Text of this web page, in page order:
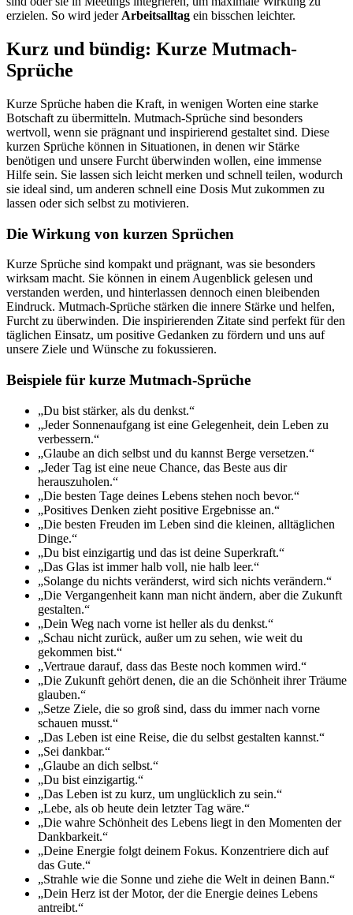
erzielen. So wird jeder Arbeitsalltag ein bisschen leichter.
Kurz und bündig: Kurze Mutmach-
Sprüche
Kurze Sprüche haben die Kraft, in wenigen Worten eine starke
Botschaft zu übermitteln. Mutmach-Sprüche sind besonders
wertvoll, wenn sie prägnant und inspirierend gestaltet sind. Diese
kurzen Sprüche können in Situationen, in denen wir Stärke
benötigen und unsere Furcht überwinden wollen, eine immense
Hilfe sein. Sie lassen sich leicht merken und schnell teilen, wodurch
sie ideal sind, um anderen schnell eine Dosis Mut zukommen zu
lassen oder sich selbst zu motivieren.
Die Wirkung von kurzen Sprüchen
Kurze Sprüche sind kompakt und prägnant, was sie besonders
wirksam macht. Sie können in einem Augenblick gelesen und
verstanden werden, und hinterlassen dennoch einen bleibenden
Eindruck. Mutmach-Sprüche stärken die innere Stärke und helfen,
Furcht zu überwinden. Die inspirierenden Zitate sind perfekt für den
täglichen Einsatz, um positive Gedanken zu fördern und uns auf
unsere Ziele und Wünsche zu fokussieren.
Beispiele für kurze Mutmach-Sprüche
„Du bist stärker, als du denkst.“
„Jeder Sonnenaufgang ist eine Gelegenheit, dein Leben zu
verbessern.“
„Glaube an dich selbst und du kannst Berge versetzen.“
„Jeder Tag ist eine neue Chance, das Beste aus dir
herauszuholen.“
„Die besten Tage deines Lebens stehen noch bevor.“
„Positives Denken zieht positive Ergebnisse an.“
„Die besten Freuden im Leben sind die kleinen, alltäglichen
Dinge.“
„Du bist einzigartig und das ist deine Superkraft.“
„Das Glas ist immer halb voll, nie halb leer.“
„Solange du nichts veränderst, wird sich nichts verändern.“
„Die Vergangenheit kann man nicht ändern, aber die Zukunft
gestalten.“
„Dein Weg nach vorne ist heller als du denkst.“
„Schau nicht zurück, außer um zu sehen, wie weit du
gekommen bist.“
„Vertraue darauf, dass das Beste noch kommen wird.“
„Die Zukunft gehört denen, die an die Schönheit ihrer Träume
glauben.“
„Setze Ziele, die so groß sind, dass du immer nach vorne
schauen musst.“
„Das Leben ist eine Reise, die du selbst gestalten kannst.“
„Sei dankbar.“
„Glaube an dich selbst.“
„Du bist einzigartig.“
„Das Leben ist zu kurz, um unglücklich zu sein.“
„Lebe, als ob heute dein letzter Tag wäre.“
„Die wahre Schönheit des Lebens liegt in den Momenten der
Dankbarkeit.“
„Deine Energie folgt deinem Fokus. Konzentriere dich auf
das Gute.“
„Strahle wie die Sonne und ziehe die Welt in deinen Bann.“
„Dein Herz ist der Motor, der die Energie deines Lebens
antreibt.“